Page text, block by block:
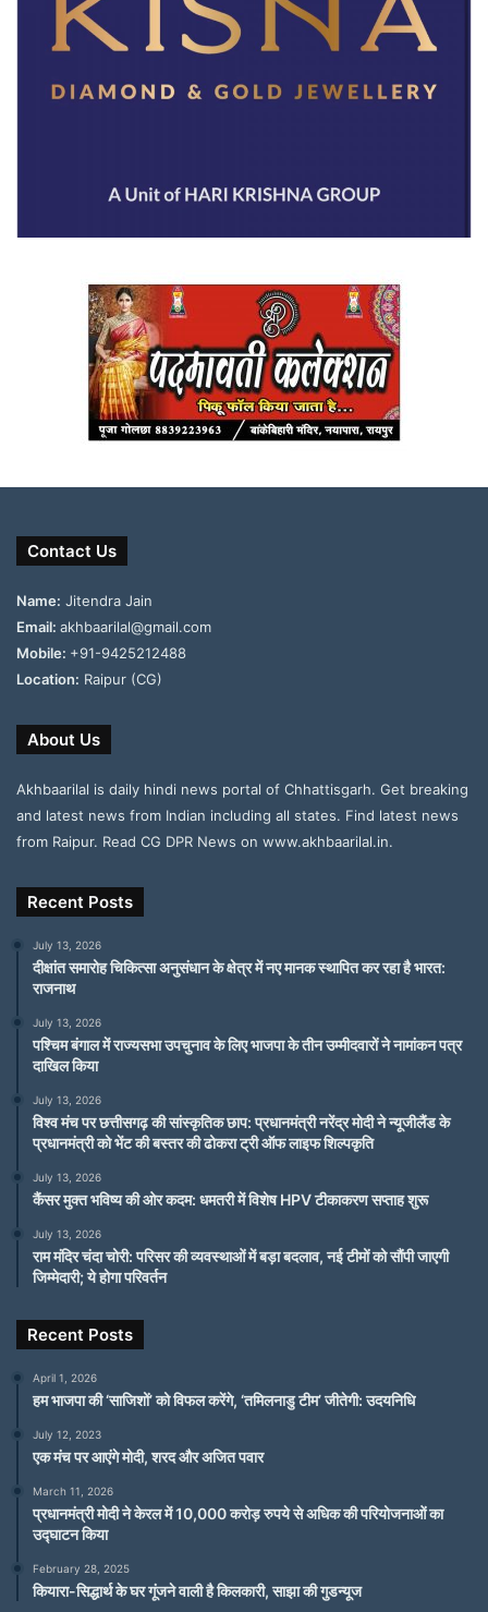
Contact Us
Name: Jitendra Jain
Email: akhbaarilal@gmail.com
Mobile: +91-9425212488
Location: Raipur (CG)
About Us
Akhbaarilal is daily hindi news portal of Chhattisgarh. Get breaking
and latest news from Indian including all states. Find latest news
from Raipur. Read CG DPR News on www.akhbaarilal.in.
Recent Posts
July 13, 2026
दीक्षांत समारोह चिकित्सा अनुसंधान के क्षेत्र में नए मानक स्थापित कर रहा है भारत:
राजनाथ
July 13, 2026
पश्चिम बंगाल में राज्यसभा उपचुनाव के लिए भाजपा के तीन उम्मीदवारों ने नामांकन पत्र
दाखिल किया
July 13, 2026
विश्व मंच पर छत्तीसगढ़ की सांस्कृतिक छाप: प्रधानमंत्री नरेंद्र मोदी ने न्यूजीलैंड के
प्रधानमंत्री को भेंट की बस्तर की ढोकरा ट्री ऑफ लाइफ शिल्पकृति
July 13, 2026
कैंसर मुक्त भविष्य की ओर कदम: धमतरी में विशेष HPV टीकाकरण सप्ताह शुरू
July 13, 2026
राम मंदिर चंदा चोरी: परिसर की व्यवस्थाओं में बड़ा बदलाव, नई टीमों को सौंपी जाएगी
जिम्मेदारी; ये होगा परिवर्तन
Recent Posts
April 1, 2026
हम भाजपा की ‘साजिशों’ को विफल करेंगे, ‘तमिलनाडु टीम’ जीतेगी: उदयनिधि
July 12, 2023
एक मंच पर आएंगे मोदी, शरद और अजित पवार
March 11, 2026
प्रधानमंत्री मोदी ने केरल में 10,000 करोड़ रुपये से अधिक की परियोजनाओं का
उद्घाटन किया
February 28, 2025
कियारा-सिद्धार्थ के घर गूंजने वाली है किलकारी, साझा की गुडन्यूज